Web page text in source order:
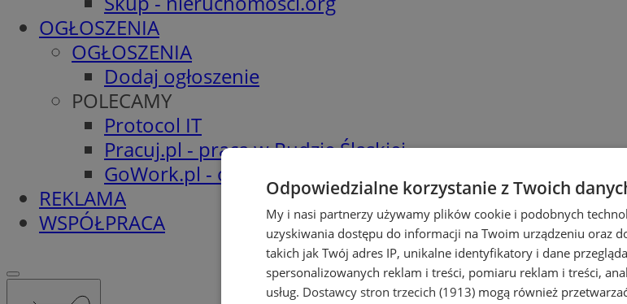
OGŁOSZENIA
OGŁOSZENIA
Dodaj ogłoszenie
POLECAMY
Protocol IT
Pracuj.pl - praca w Rudzie Śląskiej
GoWork.pl - oferty pracy
REKLAMA
WSPÓŁPRACA
Odpowiedzialne korzystanie z Twoich
My i nasi partnerzy używamy plików cookie i podobnych
uzyskiwania dostępu do informacji na Twoim urządzeniu oraz
takich jak Twój adres IP, unikalne identyfikatory i dane
spersonalizowanych reklam i treści, pomiaru reklam i treści,
usług. Dostawcy stron trzecich (1913) mogą również